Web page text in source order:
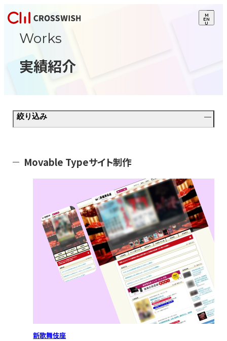
M
EN
U
Works
実績紹介
絞り込み
Movable Typeサイト制作
新歌舞伎座